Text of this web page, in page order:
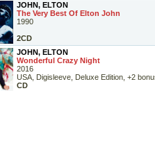
JOHN, ELTON
The Very Best Of Elton John
1990
2CD
JOHN, ELTON
Wonderful Crazy Night
2016
USA, Digisleeve, Deluxe Edition, +2
CD